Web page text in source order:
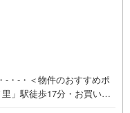
-・-・＜物件のおすすめポ
」駅徒歩17分・お買い物